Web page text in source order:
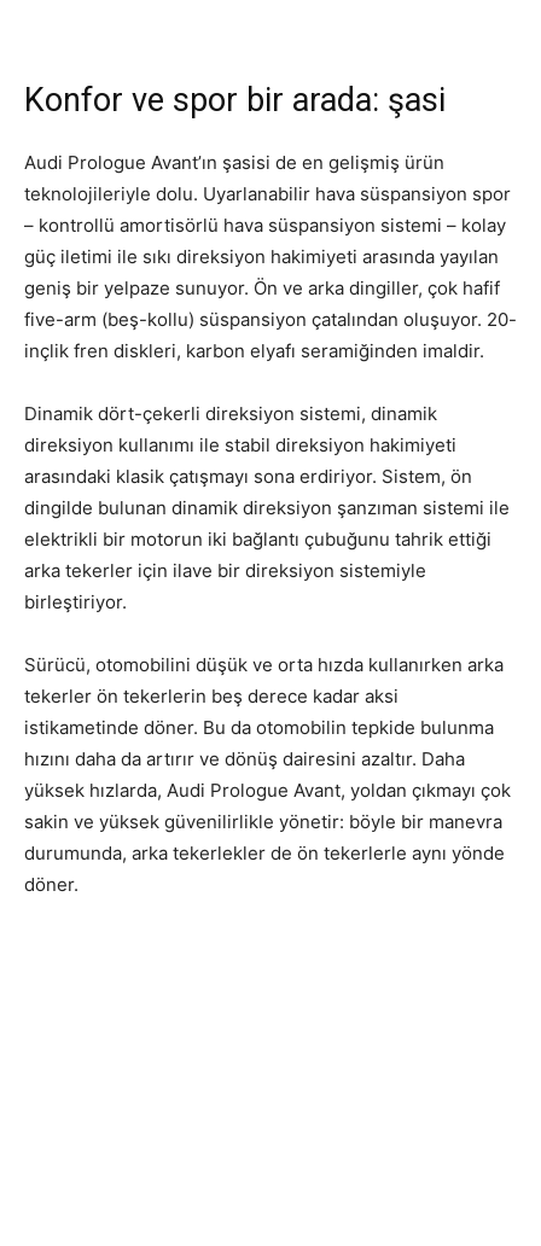
Konfor ve spor bir arada: şasi
Audi Prologue Avant’ın şasisi de en gelişmiş ürün
teknolojileriyle dolu. Uyarlanabilir hava süspansiyon spor
– kontrollü amortisörlü hava süspansiyon sistemi – kolay
güç iletimi ile sıkı direksiyon hakimiyeti arasında yayılan
geniş bir yelpaze sunuyor. Ön ve arka dingiller, çok hafif
five-arm (beş-kollu) süspansiyon çatalından oluşuyor. 20-
inçlik fren diskleri, karbon elyafı seramiğinden imaldir.
Dinamik dört-çekerli direksiyon sistemi, dinamik
direksiyon kullanımı ile stabil direksiyon hakimiyeti
arasındaki klasik çatışmayı sona erdiriyor. Sistem, ön
dingilde bulunan dinamik direksiyon şanzıman sistemi ile
elektrikli bir motorun iki bağlantı çubuğunu tahrik ettiği
arka tekerler için ilave bir direksiyon sistemiyle
birleştiriyor.
Sürücü, otomobilini düşük ve orta hızda kullanırken arka
tekerler ön tekerlerin beş derece kadar aksi
istikametinde döner. Bu da otomobilin tepkide bulunma
hızını daha da artırır ve dönüş dairesini azaltır. Daha
yüksek hızlarda, Audi Prologue Avant, yoldan çıkmayı çok
sakin ve yüksek güvenilirlikle yönetir: böyle bir manevra
durumunda, arka tekerlekler de ön tekerlerle aynı yönde
döner.